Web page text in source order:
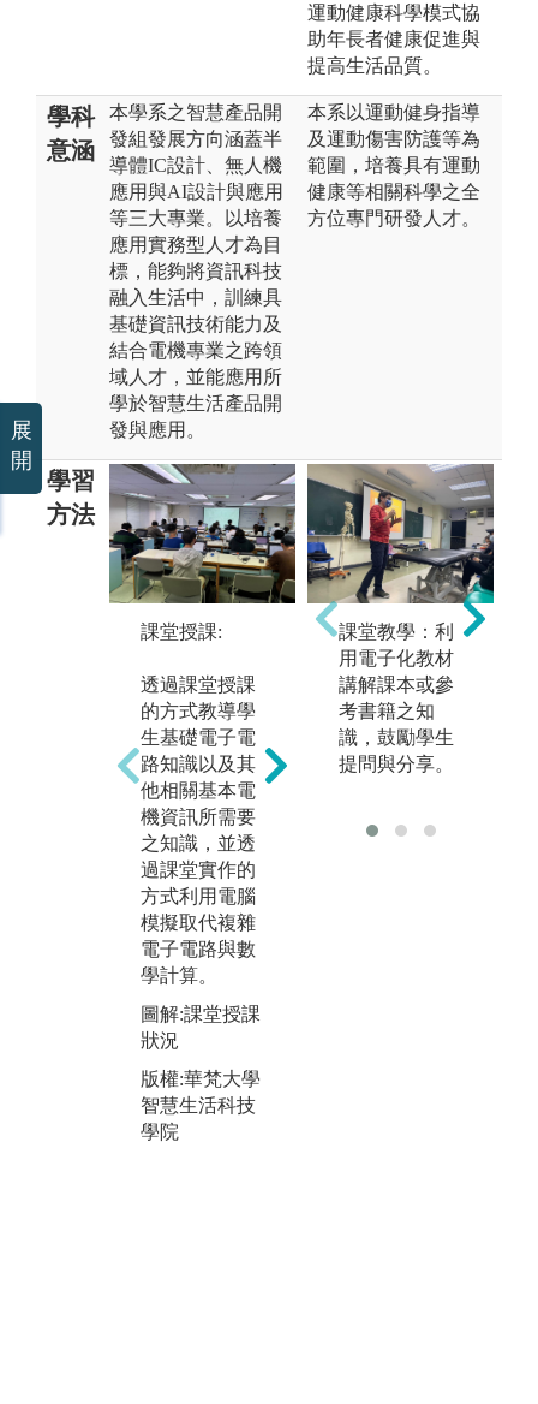
運動健康科學模式協
助年長者健康促進與
提高生活品質。
學科
意涵
本學系之智慧產品開
發組發展方向涵蓋半
導體IC設計、無人機
應用與AI設計與應用
等三大專業。以培養
應用實務型人才為目
標，能夠將資訊科技
融入生活中，訓練具
基礎資訊技術能力及
結合電機專業之跨領
域人才，並能應用所
學於智慧生活產品開
發與應用。
本系以運動健身指導
及運動傷害防護等為
範圍，培養具有運動
健康等相關科學之全
方位專門研發人才。
學習
方法
課堂授課:
透過課堂授課
的方式教導學
生基礎電子電
路知識以及其
他相關基本電
機資訊所需要
之知識，並透
過課堂實作的
方式利用電腦
模擬取代複雜
電子電路與數
學計算。
圖解:課堂授課
狀況
版權:華梵大學
智慧生活科技
學院
半導體IC設計
課程：
本系與台灣半
導體研究中心
(TSRI)合作，
利用其所提供
佈局軟體讓學
課堂教學：利
用電子化教材
講解課本或參
考書籍之知
識，鼓勵學生
提問與分享。
展
開